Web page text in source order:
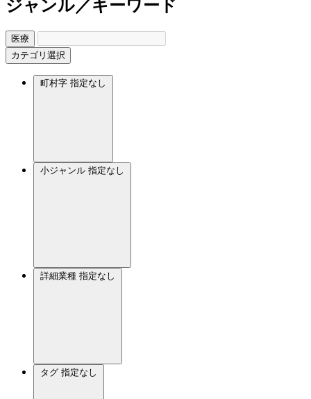
ジャンル／キーワード
医療
カテゴリ選択
町村字 指定なし
小ジャンル 指定なし
詳細業種 指定なし
タグ 指定なし